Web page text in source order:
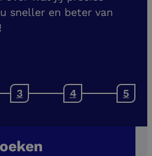
sneller en beter van